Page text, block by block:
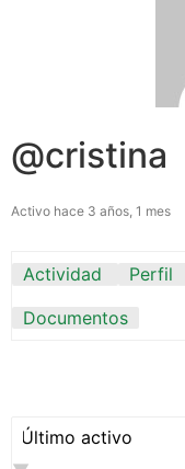
@cristina
Activo hace 3 años, 1 mes
Actividad Perfil
Documentos
Mostrar: